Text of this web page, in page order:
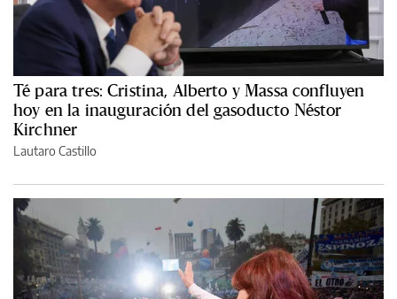
Té para tres: Cristina, Alberto y Massa confluyen
hoy en la inauguración del gasoducto Néstor
Kirchner
Lautaro Castillo